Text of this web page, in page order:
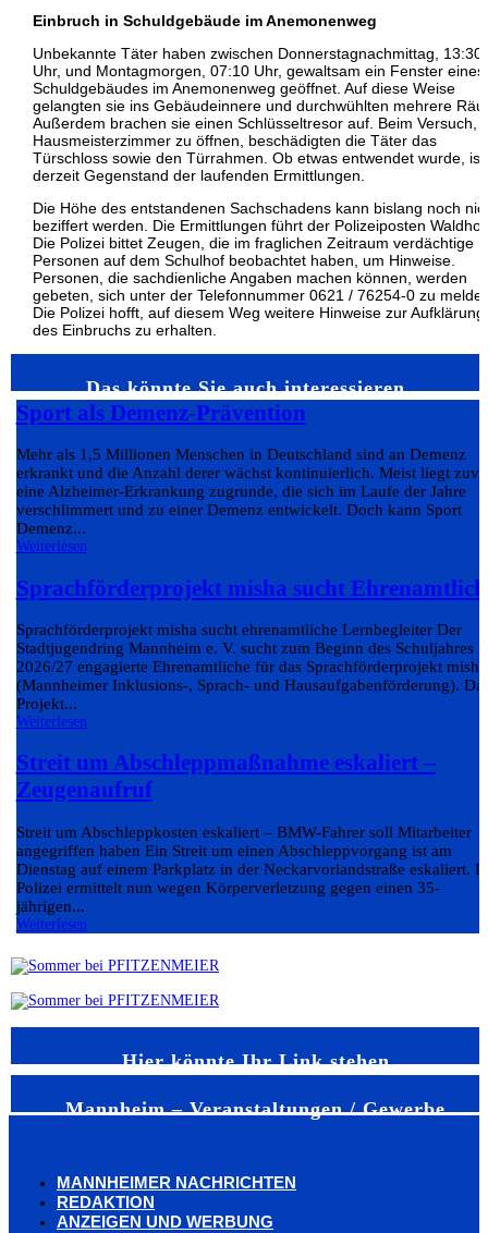
Einbruch in Schuldgebäude im Anemonenweg
Unbekannte Täter haben zwischen Donnerstagnachmittag, 13:30
Uhr, und Montagmorgen, 07:10 Uhr, gewaltsam ein Fenster eines
Schuldgebäudes im Anemonenweg geöffnet. Auf diese Weise
gelangten sie ins Gebäudeinnere und durchwühlten mehrere
Außerdem brachen sie einen Schlüsseltresor auf. Beim Versuch,
Hausmeisterzimmer zu öffnen, beschädigten die Täter das
Türschloss sowie den Türrahmen. Ob etwas entwendet wurde, ist
derzeit Gegenstand der laufenden Ermittlungen.
Die Höhe des entstandenen Sachschadens kann bislang noch
beziffert werden. Die Ermittlungen führt der Polizeiposten
Die Polizei bittet Zeugen, die im fraglichen Zeitraum verdächtige
Personen auf dem Schulhof beobachtet haben, um Hinweise.
Personen, die sachdienliche Angaben machen können, werden
gebeten, sich unter der Telefonnummer 0621 / 76254-0 zu
Die Polizei hofft, auf diesem Weg weitere Hinweise zur Aufklärung
des Einbruchs zu erhalten.
Das könnte Sie auch interessieren…
Sport als Demenz-Prävention
Mehr als 1,5 Millionen Menschen in Deutschland sind an Demenz
erkrankt und die Anzahl derer wächst kontinuierlich. Meist liegt
eine Alzheimer-Erkrankung zugrunde, die sich im Laufe der Jahre
verschlimmert und zu einer Demenz entwickelt. Doch kann Sport
Demenz...
Weiterlesen
Sprachförderprojekt misha sucht
Sprachförderprojekt misha sucht ehrenamtliche Lernbegleiter Der
Stadtjugendring Mannheim e. V. sucht zum Beginn des Schuljahres
2026/27 engagierte Ehrenamtliche für das Sprachförderprojekt misha
(Mannheimer Inklusions-, Sprach- und Hausaufgabenförderung).
Projekt...
Weiterlesen
Streit um Abschleppmaßnahme eskaliert –
Zeugenaufruf
Streit um Abschleppkosten eskaliert – BMW-Fahrer soll Mitarbeiter
angegriffen haben Ein Streit um einen Abschleppvorgang ist am
Dienstag auf einem Parkplatz in der Neckarvorlandstraße eskaliert.
Polizei ermittelt nun wegen Körperverletzung gegen einen 35-
jährigen...
Weiterlesen
Hier könnte Ihr Link stehen
Mannheim – Veranstaltungen / Gewerbe
MANNHEIMER NACHRICHTEN
REDAKTION
ANZEIGEN UND WERBUNG